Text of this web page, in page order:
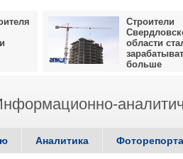
Строители
области
больше
Аналитика